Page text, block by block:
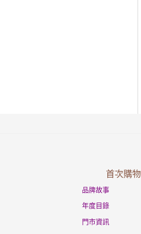
首次購物
品牌故事
年度目錄
門市資訊